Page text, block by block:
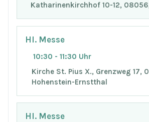
Katharinenkirchhof 10-12,
Hl. Messe
10:30 - 11:30 Uhr
Kirche St. Pius X., Grenzweg 17,
Hohenstein-Ernstthal
Hl. Messe